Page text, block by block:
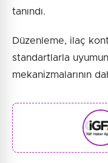
tanındı.
Düzenleme, ilaç
standartlarla
mekanizmalarının